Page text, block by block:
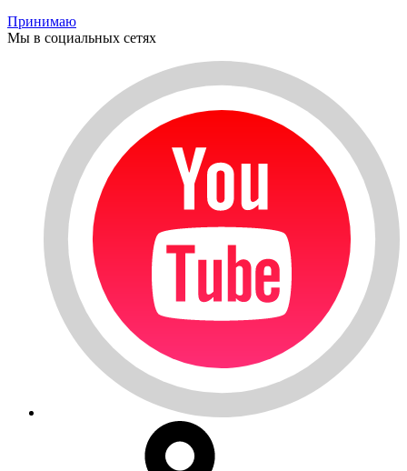
Принимаю
Мы в социальных сетях